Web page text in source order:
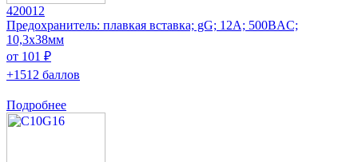
420012
Предохранитель: плавкая вставка; gG; 12А; 500ВAC;
10,3x38мм
от 101 ₽
+1512 баллов
Подробнее